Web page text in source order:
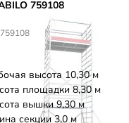
759108
высота 10,30 м
площадки 8,30 м
вышки 9,30 м
секции 3,0 м